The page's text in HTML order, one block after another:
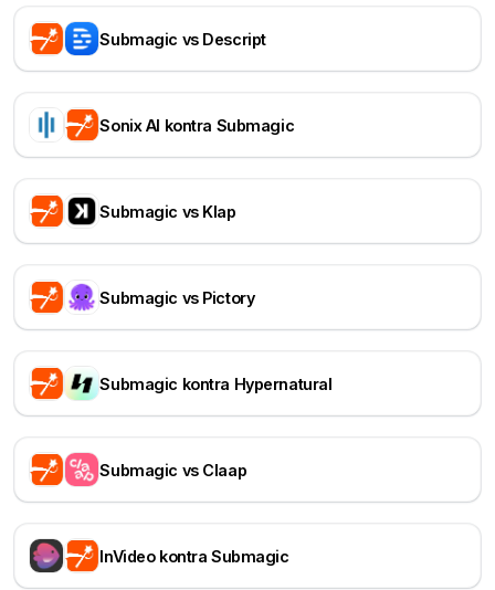
Submagic vs Descript
Sonix AI kontra Submagic
Submagic vs Klap
Submagic vs Pictory
Submagic kontra Hypernatural
Submagic vs Claap
InVideo kontra Submagic